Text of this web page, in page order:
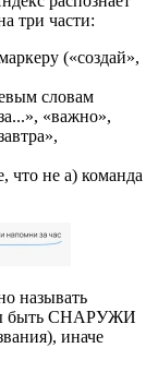
три части:
(«создай»,
словам
«важно»,
что не а) команда
называть
быть СНАРУЖИ
иначе